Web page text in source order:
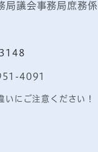
局議会事務局庶務係
4091
いにご注意ください！